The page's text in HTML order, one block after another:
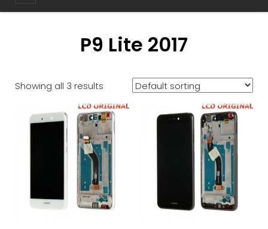
P9 Lite 2017
Showing all 3 results